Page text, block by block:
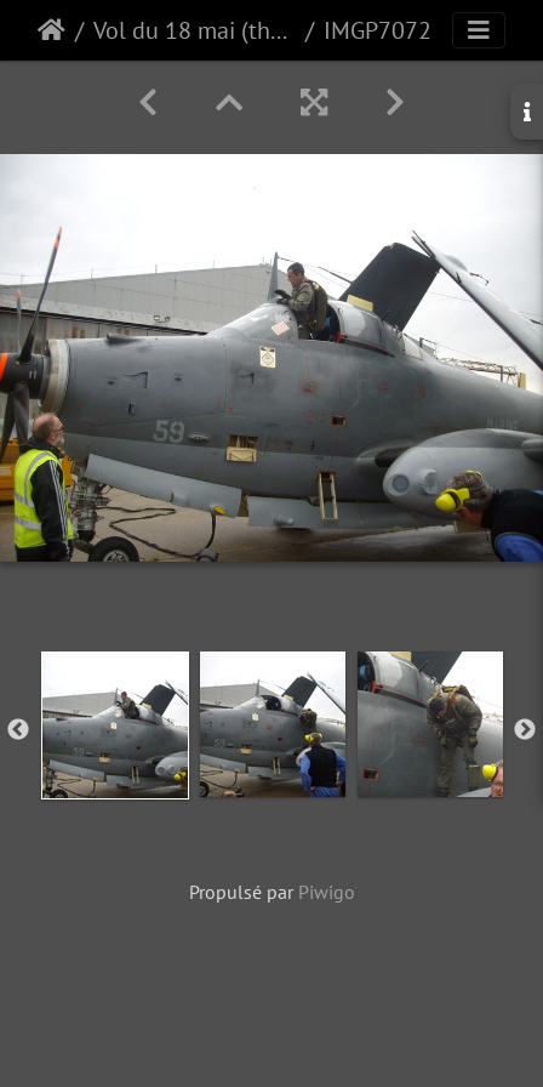
Vol du 18 mai (the first) IMGP7072
Propulsé par Piwigo